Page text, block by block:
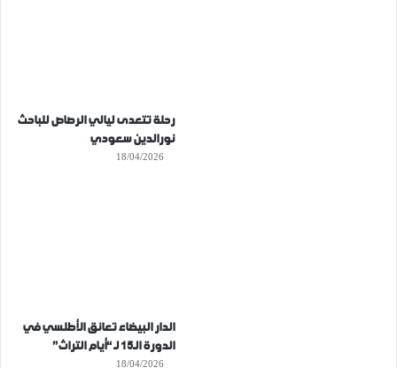
رحلة تتعدى ليالي الرصاص للباحث
نورالدين سعودي
18/04/2026
الدار البيضاء تعانق الأطلسي في
الدورة الـ15 لـ “أيام التراث”
18/04/2026